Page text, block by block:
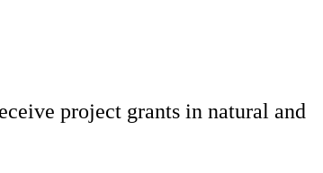
project grants in natural and